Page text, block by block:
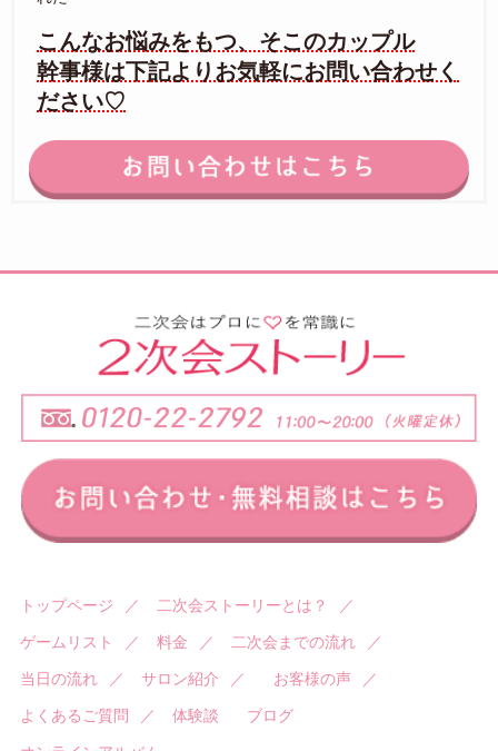
こんなお悩みをもつ、そこのカップル
幹事様は下記よりお気軽にお問い合わせく
ださい♡
トップページ ／ 二次会ストーリーとは？ ／
ゲームリスト ／ 料金 ／ 二次会までの流れ ／
当日の流れ ／ サロン紹介 ／ お客様の声 ／
よくあるご質問 ／ 体験談 ブログ